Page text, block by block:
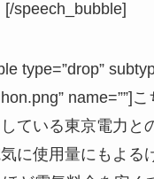
[/speech_bubble]
type=”drop”
name=””]
ている東京電力と
に使用量にもよる